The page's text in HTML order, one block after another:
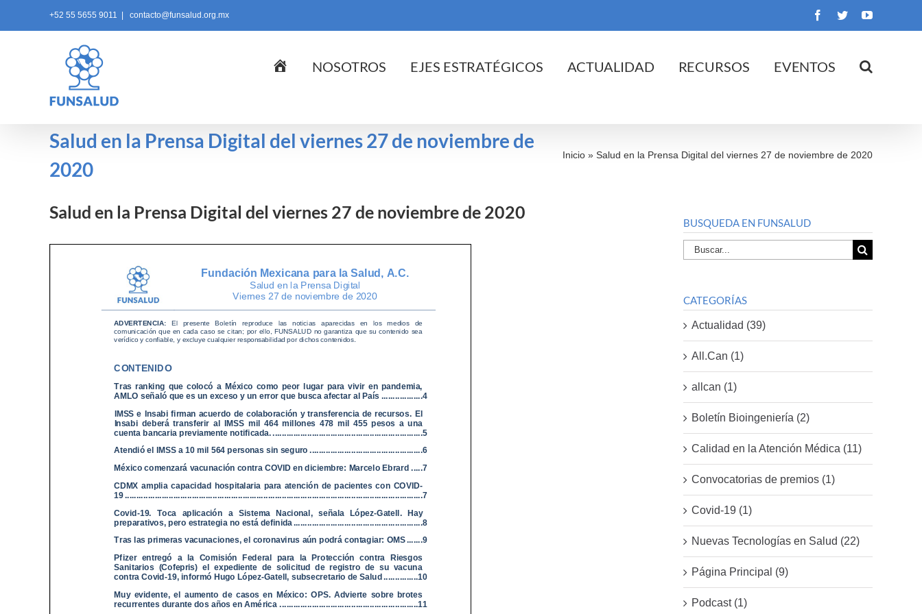
+52 55 5655 9011 contacto@funsalud.org.mx Facebook
TwitterYouTube
InicioNOSOTROS EJES ESTRATÉGICOS ACTUALIDAD RECURSOS EVENTOS
Salud en la Prensa Digital del viernes 27 de noviembre de
2020
Inicio » Salud en la Prensa Digital del viernes 27 de noviembre de 2020
Salud en la Prensa Digital del viernes 27 de noviembre de 2020
BUSQUEDA EN FUNSALUD
Buscar
por:
CATEGORÍAS
Actualidad (39)
All.Can (1)
allcan (1)
Boletín Bioingeniería (2)
Calidad en la Atención Médica (11)
Convocatorias de premios (1)
Covid-19 (1)
Nuevas Tecnologías en Salud (22)
Página Principal (9)
Podcast (1)